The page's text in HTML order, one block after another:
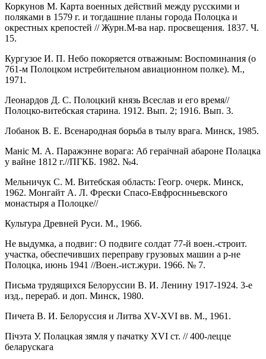
Коркунов М. Карта военных действий между русскими и
поляками в 1579 г. и тогдашние планы города Полоцка и
окрестных крепостей // Журн.М-ва нар. просвещения. 1837. Ч.
15.
Кургузое И. П. Небо покоряется отважным: Воспоминания (о
761-м Полоцком истребительном авиационном полке). М.,
1971.
Леонардов Д. С. Полоцкий князь Всеслав и его время//
Полоцко-витебская старина. 1912. Вып. 2; 1916. Вып. 3.
Лобанок В. Е. Всенародная борьба в тылу врага. Минск, 1985.
Манiс М. А. Паражэнне ворага: Аб гераiчнай абароне Полацка
у вайне 1812 г.//ПГКБ. 1982. №4.
Мельничук С. М. Витебская область: Геогр. очерк. Минск,
1962. Монгайт А. Л. Фрески Спасо-Евфроснньевского
монастыря а Полоцке//
Культура Древней Руси. М., 1966.
Не выдумка, а подвиг: О подвиге солдат 77-й воен.-строит.
участка, обеспечивших переправу грузовых машин а р-не
Полоцка, июнь 1941 //Воен.-ист.жури. 1966. № 7.
Письма трудящихся Белоруссии В. И. Ленину 1917-1924. 3-е
изд., перераб. и доп. Минск, 1980.
Пичета В. И. Белоруссия и Литва XV-XVI вв. М., 1961.
Пiчэта У. Полацкая зямля у пачатку XVI ст. // 400-лецце
беларускага